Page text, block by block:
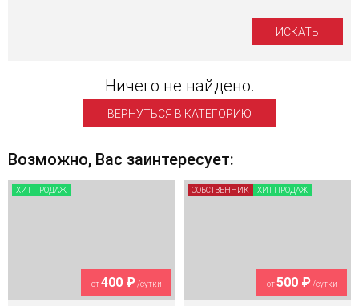
Ничего не найдено.
ВЕРНУТЬСЯ В КАТЕГОРИЮ
Возможно, Вас заинтересует:
от400 ₽/сутки
ХИТ ПРОДАЖ
от500 ₽/сутки
СОБСТВЕННИК ХИТ ПРОДАЖ